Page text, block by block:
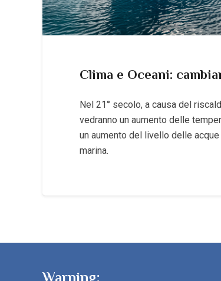
Clima e Oceani:
Nel 21° secolo, a causa del
vedranno un aumento delle
un aumento del livello delle
marina.
Warning: